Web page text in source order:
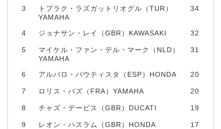
3
トプラク・ラズガットリオグル（TUR）
YAMAHA
34
4 ジョナサン・レイ（GBR）KAWASAKI 32
5
マイケル・ファン・デル・マーク（NLD）
YAMAHA
31
6 アルバロ・バウティスタ（ESP）HONDA 20
7 ロリス・バズ（FRA）YAMAHA 20
8 チャズ・デービス（GBR）DUCATI 19
9 レオン・ハスラム（GBR）HONDA 17